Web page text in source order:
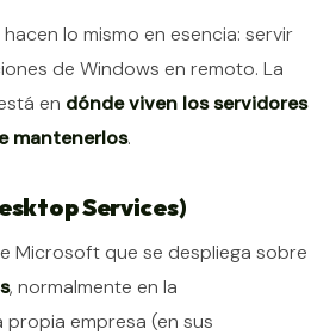
lo mismo en esencia: servir
de Windows en remoto. La
en dónde viven los servidores
mantenerlos.
Services)
Microsoft que se despliega sobre
, normalmente en la
empresa (en sus